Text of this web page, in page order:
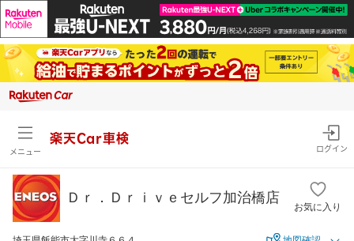
メニュー
楽天Car車検
ログイン
Ｄｒ．Ｄｒｉｖｅセルフ加治橋店
お気に入り